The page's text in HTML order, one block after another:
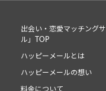
出会い・恋愛マッチング
ル」TOP
ハッピーメールとは
ハッピーメールの想い
料金について